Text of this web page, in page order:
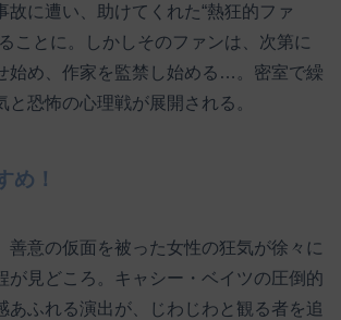
故に遭い、助けてくれた“熱狂的ファ
ことに。しかしそのファンは、次第に
始め、作家を監禁し始める…。密室で繰
と恐怖の心理戦が展開される。
め！
善意の仮面を被った女性の狂気が徐々に
が見どころ。キャシー・ベイツの圧倒的
あふれる演出が、じわじわと観る者を追